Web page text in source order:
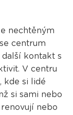
nechtěným
centrum
další kontakt s
V centru
kde si lidé
si sami nebo
nebo